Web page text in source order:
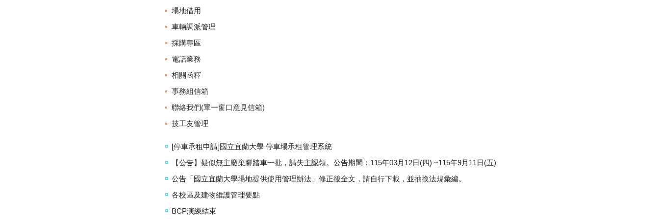
場地借用
車輛調派管理
採購專區
電話業務
相關函釋
事務組信箱
聯絡我們(單一窗口意見信箱)
技工友管理
[停車承租申請]國立宜蘭大學 停車場承租管理系統
【公告】疑似無主廢棄腳踏車一批，請失主認領。公告期間：115年03月12日(四) ~115年9月11日(五)
公告「國立宜蘭大學場地提供使用管理辦法」修正後全文，請自行下載，並抽換法規彙編。
各校區及建物維護管理要點
BCP演練結束